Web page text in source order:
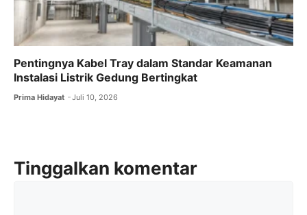
Pentingnya Kabel Tray dalam Standar Keamanan
Instalasi Listrik Gedung Bertingkat
Prima Hidayat Juli 10, 2026
Tinggalkan komentar